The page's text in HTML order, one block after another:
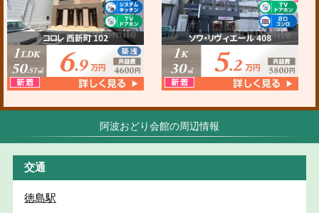
阿波おどり会館の周辺情報
交通
徳島駅